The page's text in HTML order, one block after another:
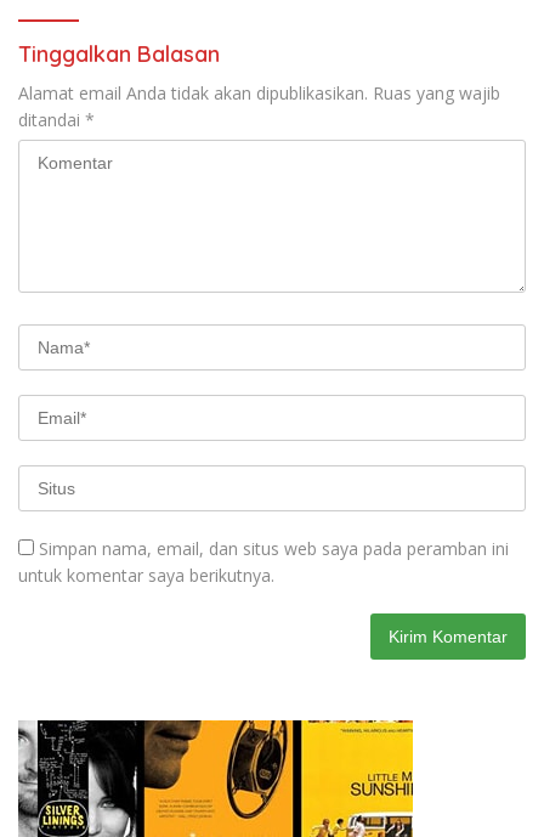
Tinggalkan Balasan
Alamat email Anda tidak akan dipublikasikan. Ruas yang wajib
ditandai *
Simpan nama, email, dan situs web saya pada peramban ini
untuk komentar saya berikutnya.